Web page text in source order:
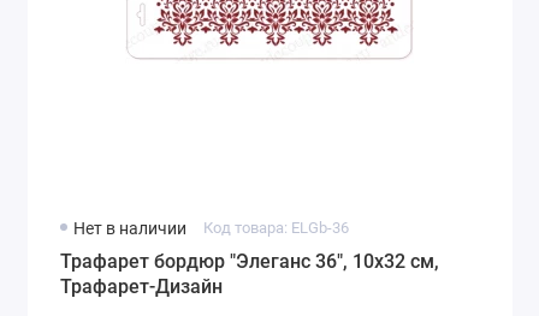
Нет в наличии Код товара: ELGb-36
Трафарет бордюр "Элеганс 36", 10х32 см,
Трафарет-Дизайн